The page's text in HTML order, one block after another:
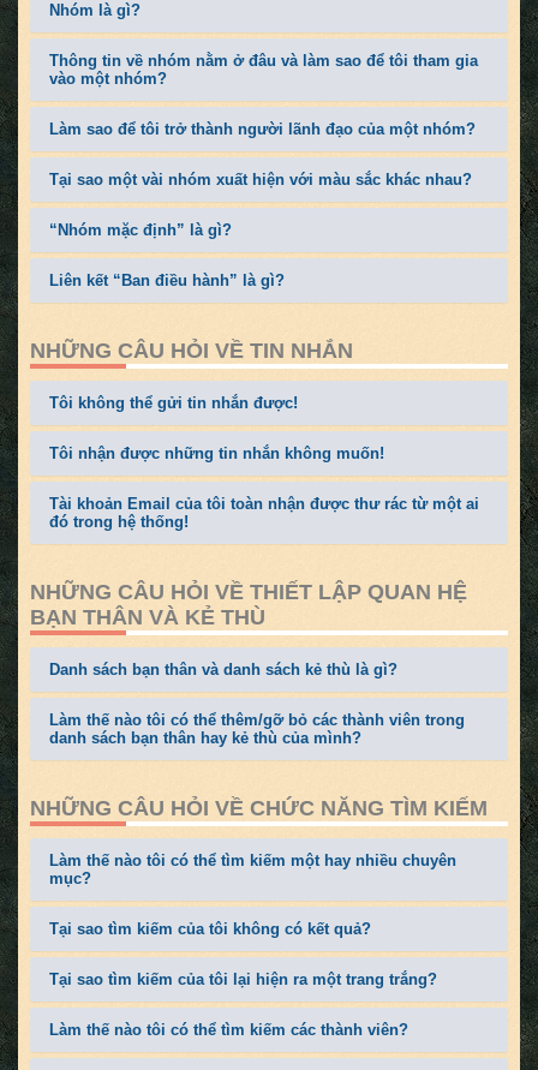
Nhóm là gì?
Thông tin về nhóm nằm ở đâu và làm sao để tôi tham gia
vào một nhóm?
Làm sao để tôi trở thành người lãnh đạo của một nhóm?
Tại sao một vài nhóm xuất hiện với màu sắc khác nhau?
“Nhóm mặc định” là gì?
Liên kết “Ban điều hành” là gì?
NHỮNG CÂU HỎI VỀ TIN NHẮN
Tôi không thể gửi tin nhắn được!
Tôi nhận được những tin nhắn không muốn!
Tài khoản Email của tôi toàn nhận được thư rác từ một ai
đó trong hệ thống!
NHỮNG CÂU HỎI VỀ THIẾT LẬP QUAN HỆ
BẠN THÂN VÀ KẺ THÙ
Danh sách bạn thân và danh sách kẻ thù là gì?
Làm thế nào tôi có thể thêm/gỡ bỏ các thành viên trong
danh sách bạn thân hay kẻ thù của mình?
NHỮNG CÂU HỎI VỀ CHỨC NĂNG TÌM KIẾM
Làm thế nào tôi có thể tìm kiếm một hay nhiều chuyên
mục?
Tại sao tìm kiếm của tôi không có kết quả?
Tại sao tìm kiếm của tôi lại hiện ra một trang trắng?
Làm thế nào tôi có thể tìm kiếm các thành viên?